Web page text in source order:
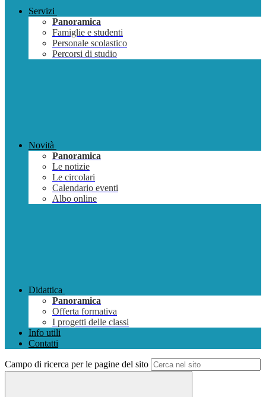
Servizi
Panoramica
Famiglie e studenti
Personale scolastico
Percorsi di studio
Novità
Panoramica
Le notizie
Le circolari
Calendario eventi
Albo online
Didattica
Panoramica
Offerta formativa
I progetti delle classi
Info utili
Contatti
Campo di ricerca per le pagine del sito